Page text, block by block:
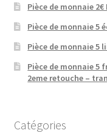
Pièce de monnaie
Pièce de monnaie 5
Pièce de monnaie 5
Pièce de monnaie 5
2eme retouche –
Catégories